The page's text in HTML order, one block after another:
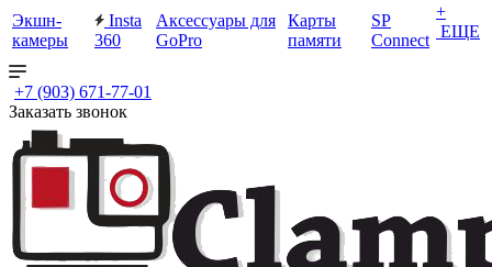
Экшн-
камеры
Insta
360
Аксессуары для
GoPro
Карты
памяти
SP
Connect
+
ЕЩЕ
+7 (903) 671-77-01
Заказать звонок